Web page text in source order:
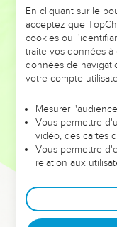
et Malkiram,
Nedabia.
Fils de Pedaya :
fils : Mechoullam et
Puis Hachouba,
Descendants de
Rephaya, ceux
Chekania eut six
Nearia eut trois fils
Elyoénaï eut sept
En cliquant sur le
acceptez que
cookies ou
traite vos données à
données de
votre compte
Mesurer
Vous permettre
vidéo, des cartes
Vous permettre
relation aux